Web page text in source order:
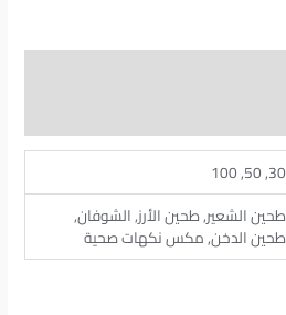
30, 50, 100
طحين الشعير, طحين الأرز, الشوفان,
طحين الدخن, مكس نكهات صحية